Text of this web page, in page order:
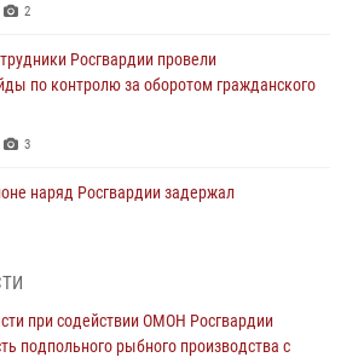
2
Росгвардии провели
по контролю за оборотом гражданского
3
наряд Росгвардии задержал
1
оперативно задержали
пускового устройства рядом с жилыми
при содействии ОМОН Росгвардии
подпольного рыбного производства с